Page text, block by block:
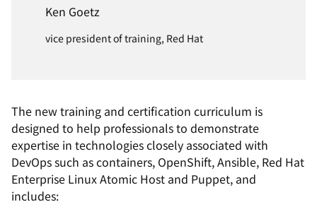
Ken Goetz
vice president of training, Red Hat
The new training and certification curriculum is
designed to help professionals to demonstrate
expertise in technologies closely associated with
DevOps such as containers, OpenShift, Ansible, Red Hat
Enterprise Linux Atomic Host and Puppet, and
includes: